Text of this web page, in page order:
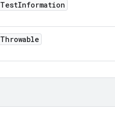
TestInformation
Throwable